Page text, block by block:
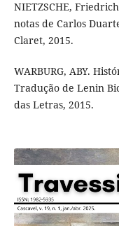
NIETZSCHE,
notas de Carlos
Claret, 2015.
WARBURG, ABY.
Tradução de Lenin
das Letras, 2015.